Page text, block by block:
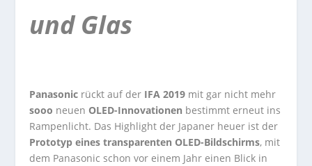
und Glas
Panasonic rückt auf der IFA 2019 mit gar nicht mehr
sooo neuen OLED-Innovationen bestimmt erneut ins
Rampenlicht. Das Highlight der Japaner heuer ist der
Prototyp eines transparenten OLED-Bildschirms, mit
dem Panasonic schon vor einem Jahr einen Blick in